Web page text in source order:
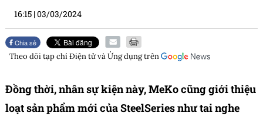
16:15 |03/03/2024
Chia sẻ
Theo dõi tạp chíĐiện tử và Ứng dụngtrên
Đồng thời, nhân sự kiện này, MeKo cũng giới thiệu
loạt sản phẩm mới của SteelSeries như tai nghe